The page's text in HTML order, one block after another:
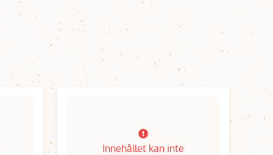
Innehållet kan inte